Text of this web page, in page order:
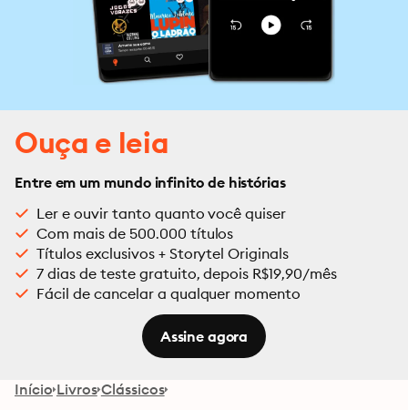
Ouça e leia
Entre em um mundo infinito de histórias
Ler e ouvir tanto quanto você quiser
Com mais de 500.000 títulos
Títulos exclusivos + Storytel Originals
7 dias de teste gratuito, depois R$19,90/mês
Fácil de cancelar a qualquer momento
Assine agora
Início Livros Clássicos